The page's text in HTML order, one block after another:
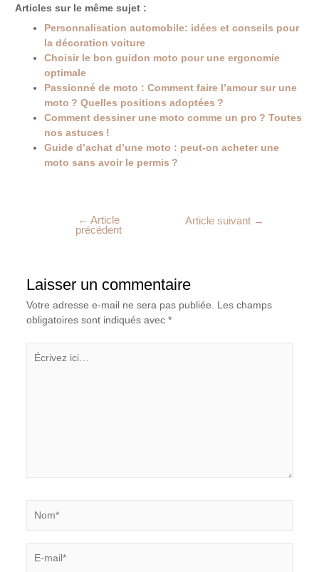
Articles sur le même sujet :
Personnalisation automobile: idées et conseils pour
la décoration voiture
Choisir le bon guidon moto pour une ergonomie
optimale
Passionné de moto : Comment faire l’amour sur une
moto ? Quelles positions adoptées ?
Comment dessiner une moto comme un pro ? Toutes
nos astuces !
Guide d’achat d’une moto : peut-on acheter une
moto sans avoir le permis ?
← Article
précédent
Article suivant →
Laisser un commentaire
Votre adresse e-mail ne sera pas publiée. Les champs
obligatoires sont indiqués avec *
ici…
mail*